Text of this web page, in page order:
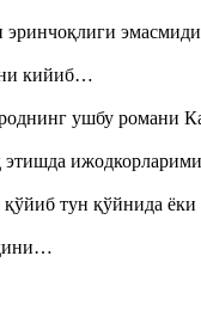
кийиб…
ушбу романи
этишда
қўйиб тун қўйнида